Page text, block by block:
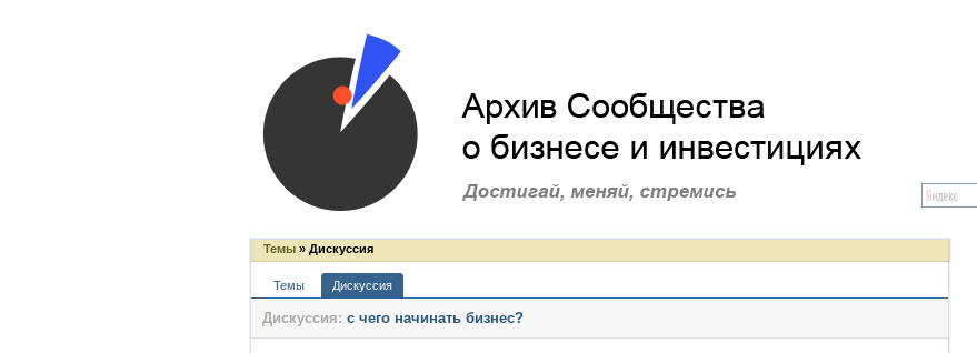
Темы » Дискуссия
Темы Дискуссия
Дискуссия: с чего начинать бизнес?